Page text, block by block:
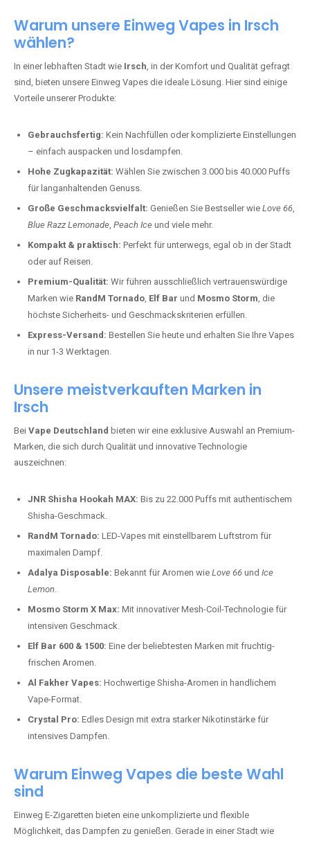
Warum unsere Einweg Vapes in Irsch
wählen?
In einer lebhaften Stadt wie Irsch, in der Komfort und Qualität gefragt
sind, bieten unsere Einweg Vapes die ideale Lösung. Hier sind einige
Vorteile unserer Produkte:
Gebrauchsfertig: Kein Nachfüllen oder komplizierte Einstellungen
– einfach auspacken und losdampfen.
Hohe Zugkapazität: Wählen Sie zwischen 3.000 bis 40.000 Puffs
für langanhaltenden Genuss.
Große Geschmacksvielfalt: Genießen Sie Bestseller wie Love 66,
Blue Razz Lemonade, Peach Ice und viele mehr.
Kompakt & praktisch: Perfekt für unterwegs, egal ob in der Stadt
oder auf Reisen.
Premium-Qualität: Wir führen ausschließlich vertrauenswürdige
Marken wie RandM Tornado, Elf Bar und Mosmo Storm, die
höchste Sicherheits- und Geschmackskriterien erfüllen.
Express-Versand: Bestellen Sie heute und erhalten Sie Ihre Vapes
in nur 1-3 Werktagen.
Unsere meistverkauften Marken in
Irsch
Bei Vape Deutschland bieten wir eine exklusive Auswahl an Premium-
Marken, die sich durch Qualität und innovative Technologie
auszeichnen:
JNR Shisha Hookah MAX: Bis zu 22.000 Puffs mit authentischem
Shisha-Geschmack.
RandM Tornado: LED-Vapes mit einstellbarem Luftstrom für
maximalen Dampf.
Adalya Disposable: Bekannt für Aromen wie Love 66 und Ice
Lemon.
Mosmo Storm X Max: Mit innovativer Mesh-Coil-Technologie für
intensiven Geschmack.
Elf Bar 600 & 1500: Eine der beliebtesten Marken mit fruchtig-
frischen Aromen.
Al Fakher Vapes: Hochwertige Shisha-Aromen in handlichem
Vape-Format.
Crystal Pro: Edles Design mit extra starker Nikotinstärke für
intensives Dampfen.
Warum Einweg Vapes die beste Wahl
sind
Einweg E-Zigaretten bieten eine unkomplizierte und flexible
Möglichkeit, das Dampfen zu genießen. Gerade in einer Stadt wie